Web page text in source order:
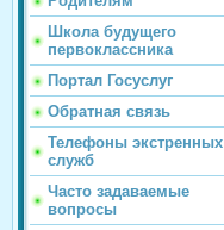
Школа будущего
первоклассника
Портал Госуслуг
Обратная связь
Телефоны экстренных
служб
Часто задаваемые
вопросы